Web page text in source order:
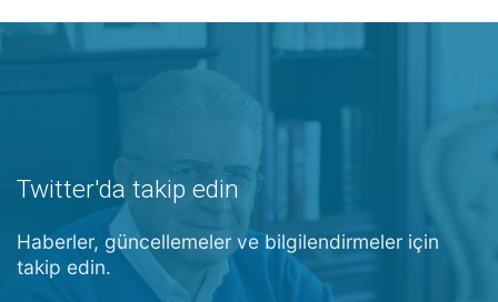
Twitter'da takip edin
Haberler, güncellemeler ve bilgilendirmeler için
takip edin.